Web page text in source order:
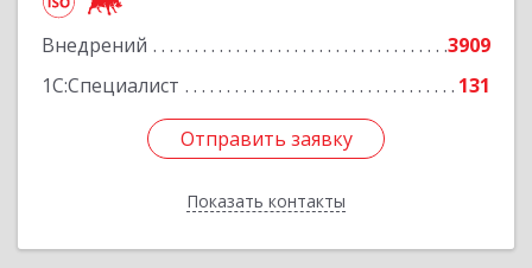
Внедрений
3909
1С:Специалист
131
Отправить заявку
Показать контакты
Подробнее
Отправить заявку
Назад